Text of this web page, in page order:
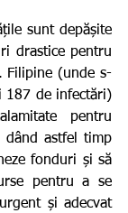
drastice pentru
Filipine (unde s-
187 de infectări)
pentru
dând astfel timp
fonduri și să
pentru a se
și adecvat